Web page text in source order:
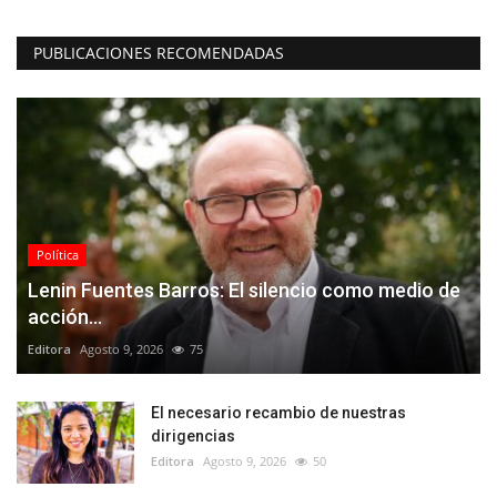
PUBLICACIONES RECOMENDADAS
Política
Lenin Fuentes Barros: El silencio como medio de
acción...
Editora Agosto 9, 2026 75
El necesario recambio de nuestras
dirigencias
Editora Agosto 9, 2026 50